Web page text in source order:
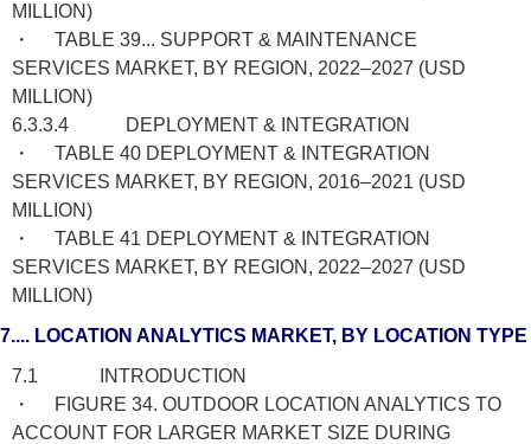
MILLION)
・ TABLE 39... SUPPORT & MAINTENANCE
SERVICES MARKET, BY REGION, 2022–2027 (USD
MILLION)
6.3.3.4 DEPLOYMENT & INTEGRATION
・ TABLE 40 DEPLOYMENT & INTEGRATION
SERVICES MARKET, BY REGION, 2016–2021 (USD
MILLION)
・ TABLE 41 DEPLOYMENT & INTEGRATION
SERVICES MARKET, BY REGION, 2022–2027 (USD
MILLION)
7.... LOCATION ANALYTICS MARKET, BY LOCATION TYPE
7.1 INTRODUCTION
・ FIGURE 34. OUTDOOR LOCATION ANALYTICS TO
ACCOUNT FOR LARGER MARKET SIZE DURING